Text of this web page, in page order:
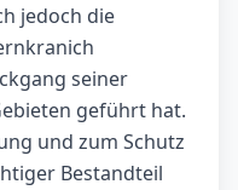
jedoch die
seiner
geführt hat.
und zum Schutz
Bestandteil